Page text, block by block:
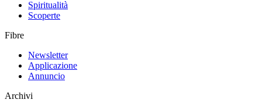
Spiritualità
Scoperte
Fibre
Newsletter
Applicazione
Annuncio
Archivi